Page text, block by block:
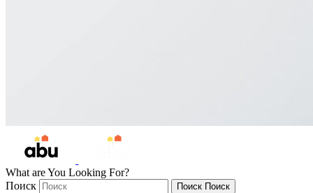
What are You Looking For?
Поиск
Поиск Поиск